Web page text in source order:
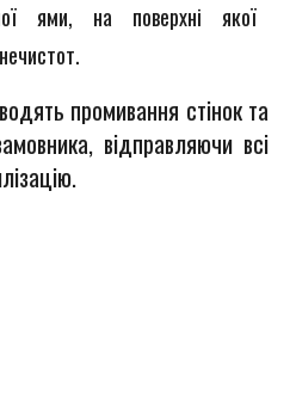
ями, на поверхні якої
промивання стінок та
відправляючи всі